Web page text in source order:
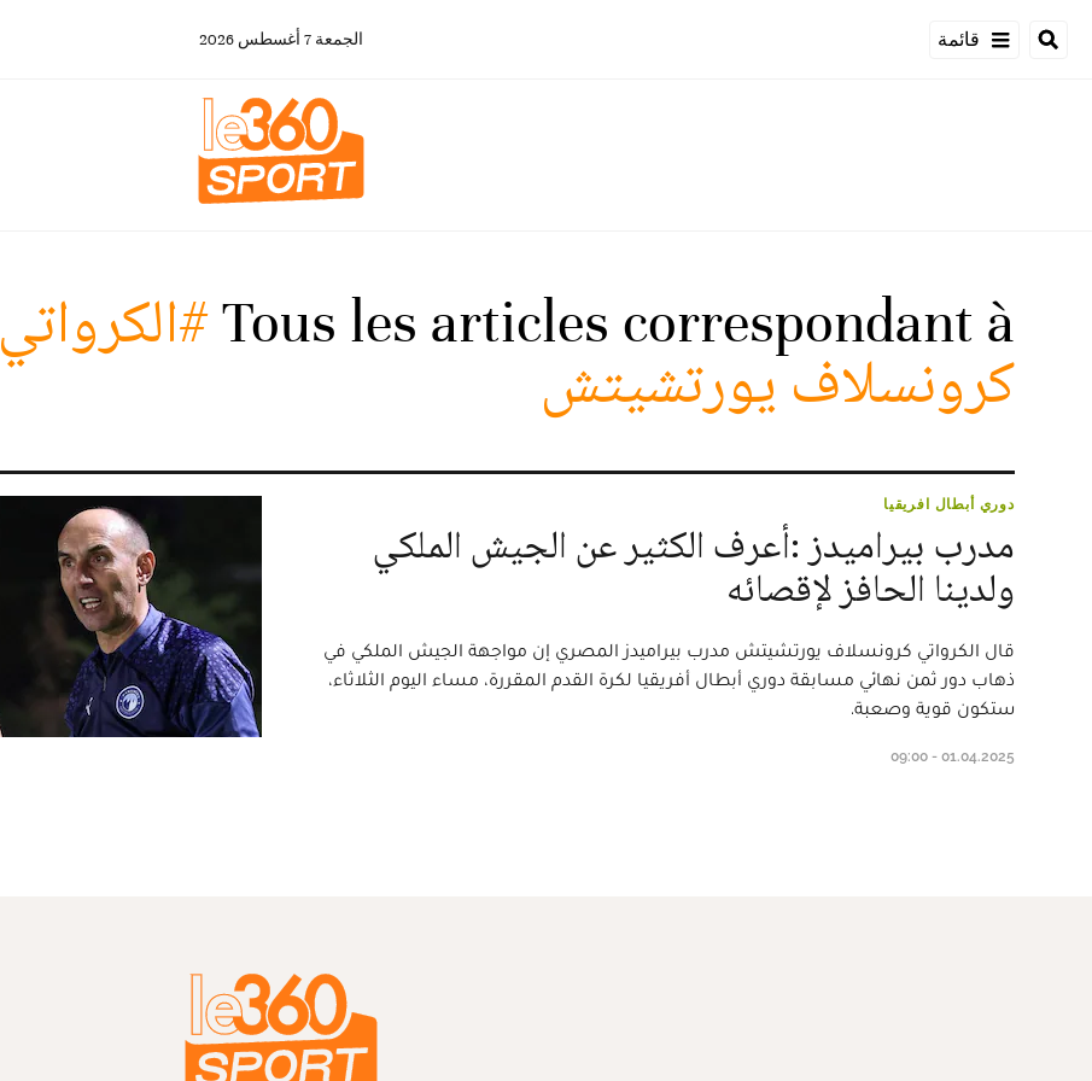
قائمة الجمعة 7 أغسطس 2026
Tous les articles correspondant à#الكرواتي
كرونسلاف يورتشيتش
دوري أبطال افريقيا
مدرب بيراميدز :أعرف الكثير عن الجيش الملكي
ولدينا الحافز لإقصائه
قال الكرواتي كرونسلاف يورتشيتش مدرب بيراميدز المصري إن مواجهة الجيش الملكي في
ذهاب دور ثمن نهائي مسابقة دوري أبطال أفريقيا لكرة القدم المقررة، مساء اليوم الثلاثاء،
ستكون قوية وصعبة.
01.04.2025 - 09:00